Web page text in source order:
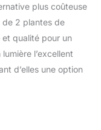
plus coûteuse
2 plantes de
et qualité pour un
l’excellent
d’elles une option